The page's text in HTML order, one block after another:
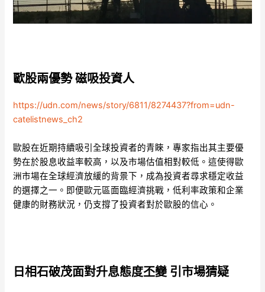
歐股兩優勢 磁吸投資人
https://udn.com/news/story/6811/8274437?from=udn-
catelistnews_ch2
歐股在近期持續吸引全球投資者的青睞，專家指出其主要優
勢在於股息收益率較高，以及市場估值相對較低。這使得歐
洲市場在全球經濟放緩的背景下，成為投資者尋求穩定收益
的選擇之一。即便歐元區面臨經濟挑戰，低利率政策和企業
健康的財務狀況，仍支撐了投資者對於歐股的信心。
日相石破茂面對升息態度丕變 引市場猜疑